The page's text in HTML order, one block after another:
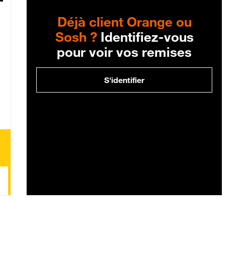
Déjà client Orange ou
Sosh ?Identifiez-vous
pour voir vos remises
S'identifier